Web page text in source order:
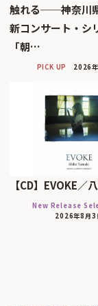
触れる──神奈川
新コンサート・シ
「朝…
PICK UP 2026
【CD】EVOKE／
New Release
2026年8月3